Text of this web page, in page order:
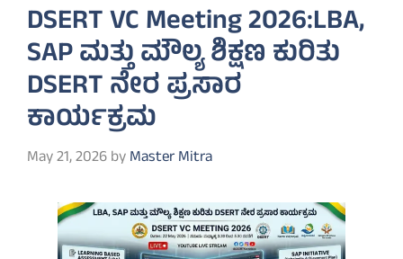
DSERT VC Meeting 2026:LBA,
SAP ಮತ್ತು ಮೌಲ್ಯ ಶಿಕ್ಷಣ ಕುರಿತು
DSERT ನೇರ ಪ್ರಸಾರ
ಕಾರ್ಯಕ್ರಮ
May 21, 2026byMaster Mitra